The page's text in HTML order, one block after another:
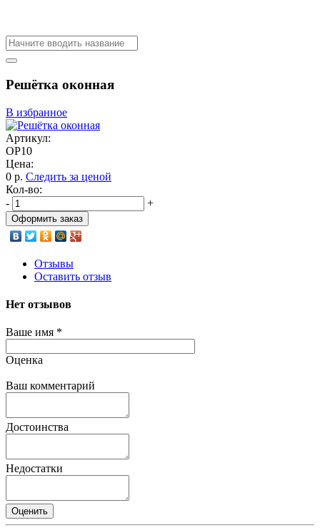
Решётка оконная
В избранное
Артикул:
ОР10
Цена:
0 р. Следить за ценой
Кол-во:
-
+
Оформить заказ
Отзывы
Оставить отзыв
Нет отзывов
Ваше имя *
Оценка
Ваш комментарий
Достоинства
Недостатки